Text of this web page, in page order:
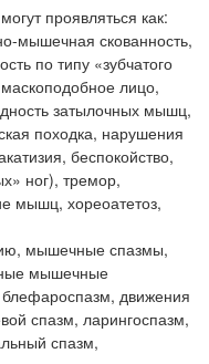
проявляться как:
мышечная скованность,
по типу «зубчатого
лицо,
затылочных мышц,
походка, нарушения
беспокойство,
ног), тремор,
мышц, хореоатетоз,
мышечные спазмы,
мышечные
движения
спазм, ларингоспазм,
спазм,